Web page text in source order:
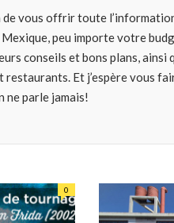
de vous offrir toute
peu importe votre
conseils et bons plans, ainsi
Et j’espère vous
ne parle jamais!
0